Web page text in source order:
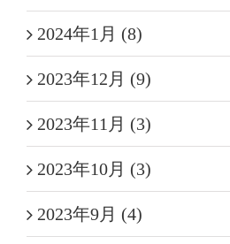
2024年1月 (8)
2023年12月 (9)
2023年11月 (3)
2023年10月 (3)
2023年9月 (4)